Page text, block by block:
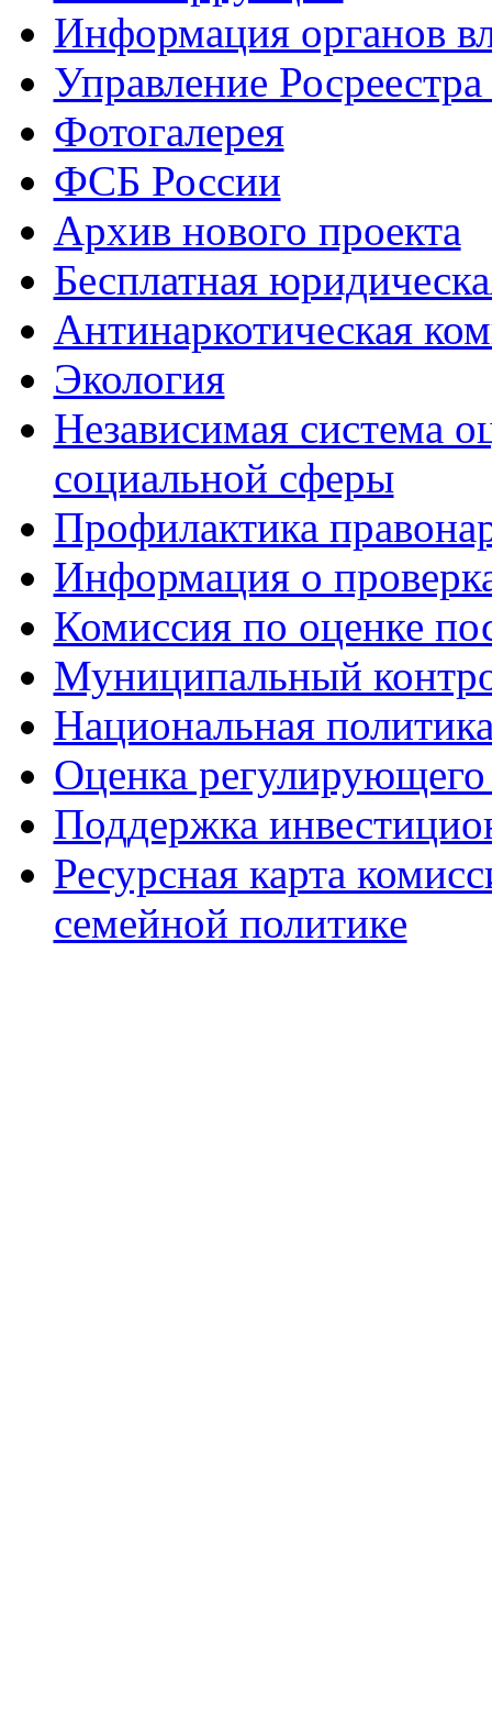
Информация органов
Управление
Фотогалерея
ФСБ России
Архив нового проекта
Бесплатная
Антинаркотическая
Экология
Независимая система
социальной сферы
Профилактика
Информация о
Комиссия по оценке
Муниципальный
Национальная
Оценка регулирующего
Поддержка
Ресурсная карта
семейной политике